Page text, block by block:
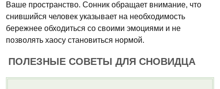
Ваше пространство. Сонник обращает внимание, что
снившийся человек указывает на необходимость
бережнее обходиться со своими эмоциями и не
позволять хаосу становиться нормой.
ПОЛЕЗНЫЕ СОВЕТЫ ДЛЯ СНОВИДЦА